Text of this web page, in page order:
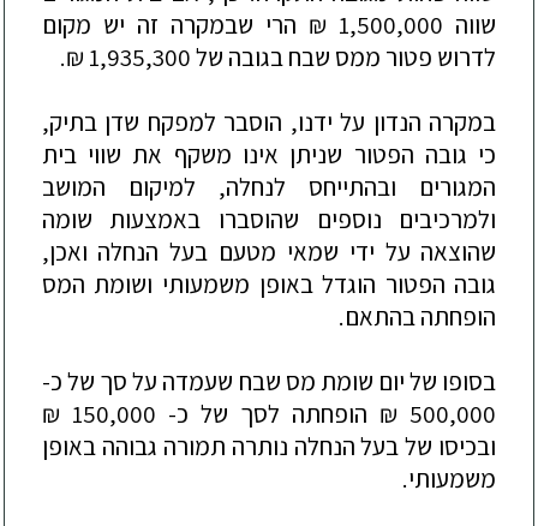
שווה 1,500,000
₪ הרי שבמקרה זה יש מקום
לדרוש פטור ממס שבחבגובה של1,935,300
₪
.
במקרה הנדון על ידנו, הוסבר למפקח שדןבתיק,
כי גובה הפטור שניתן אינו משקף את שוויבית
המגורים ובהתייחס לנחלה, למיקום המושב
ולמרכיבים נוספים שהוסברו באמצעות שומה
שהוצאה על ידי שמאי מטעם בעל הנחלה ואכן,
גובה הפטור הוגדלבאופן משמעותי ושומת המס
הופחתהבהתאם.
בסופו שליום שומת מס שבח שעמדה עלסך שלכ-
500,000
₪ הופחתה לסך של כ- 150,000
₪
ובכיסו שלבעלהנחלה נותרה תמורה גבוההבאופן
משמעותי.